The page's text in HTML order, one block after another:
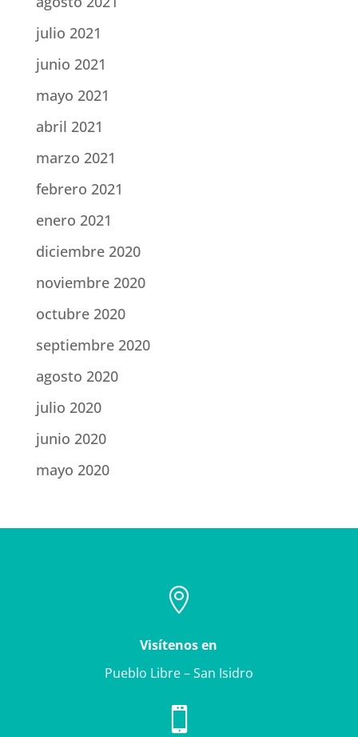
julio 2021
junio 2021
mayo 2021
abril 2021
marzo 2021
febrero 2021
enero 2021
diciembre 2020
noviembre 2020
octubre 2020
septiembre 2020
agosto 2020
julio 2020
junio 2020
mayo 2020

Visítenos en
Pueblo Libre – San Isidro
